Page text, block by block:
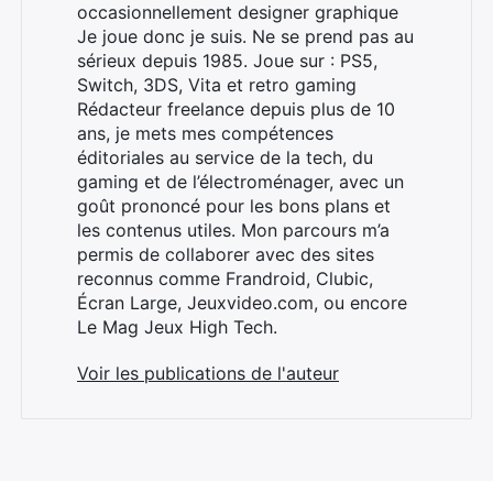
occasionnellement designer graphique
Je joue donc je suis. Ne se prend pas au
sérieux depuis 1985. Joue sur : PS5,
Switch, 3DS, Vita et retro gaming
Rédacteur freelance depuis plus de 10
ans, je mets mes compétences
éditoriales au service de la tech, du
gaming et de l’électroménager, avec un
goût prononcé pour les bons plans et
les contenus utiles. Mon parcours m’a
permis de collaborer avec des sites
reconnus comme Frandroid, Clubic,
Écran Large, Jeuxvideo.com, ou encore
Le Mag Jeux High Tech.
Voir les publications de l'auteur